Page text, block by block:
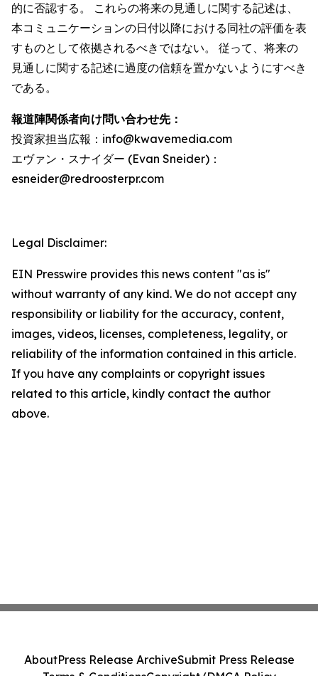
的に否認する。 これらの将来の見通しに関する記述は、
本コミュニケーションの日付以降における同社の評価を表
すものとして依拠されるべきではない。 従って、将来の
見通しに関する記述に過度の信頼を置かないようにすべき
である。
報道陣関係者向け問い合わせ先：
投資家担当広報：info@kwavemedia.com
エヴァン・スナイダー (Evan Sneider)：
esneider@redroosterpr.com
Legal Disclaimer:
EIN Presswire provides this news content "as is"
without warranty of any kind. We do not accept any
responsibility or liability for the accuracy, content,
images, videos, licenses, completeness, legality, or
reliability of the information contained in this article.
If you have any complaints or copyright issues
related to this article, kindly contact the author
above.
AboutPress Release ArchiveSubmit Press Release